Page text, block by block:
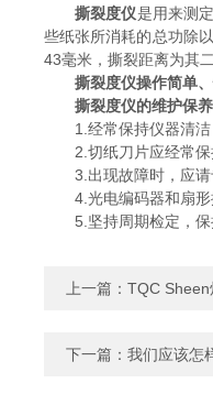
撕裂度仪是用来测
些纸张所消耗的总功除
43毫米，撕裂距离为其
撕裂度仪操作简单
撕裂度仪的维护保养
1.经常保持仪器清洁
2.切纸刀片应经常保
3.出现故障时，应请
4.光电编码器和扇形
5.坚持周期检定，保
上一篇： TQC
下一篇： 我们应该怎